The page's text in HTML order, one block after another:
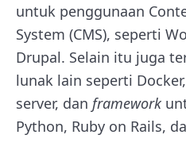
untuk penggunaan
System (CMS), seperti
Drupal. Selain itu juga
lunak lain seperti
server, dan framework
Python, Ruby on Rails,